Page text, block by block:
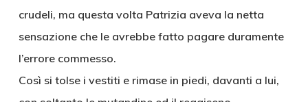
crudeli, ma questa volta Patrizia aveva la netta
sensazione che le avrebbe fatto pagare duramente
l’errore commesso.
Così si tolse i vestiti e rimase in piedi, davanti a lui,